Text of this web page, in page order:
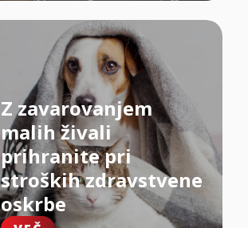
Z zavarovanjem
malih živali
prihranite pri
stroških zdravstvene
oskrbe